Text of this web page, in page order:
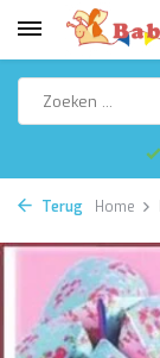
Terug Home